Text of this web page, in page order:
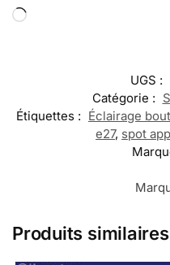
UGS :
Catégorie :
Étiquettes : Éclairage
e27, spot
Produits similaires